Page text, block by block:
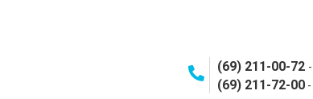
(69) 211-00-72 -
(69) 211-72-00-